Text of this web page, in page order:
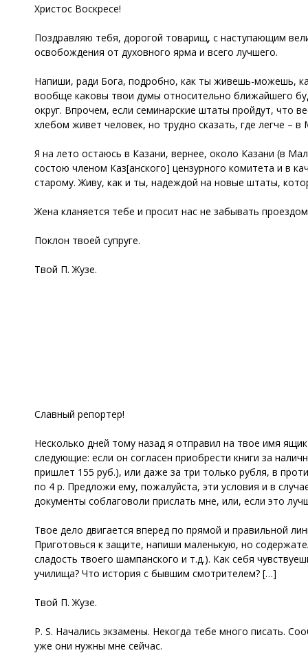
Христос Воскресе!
Поздравляю тебя, дорогой товарищ, с наступающим
освобождения от духовного ярма и всего лучшего.
Напиши, ради Бога, подробно, как ты живешь-можешь,
вообще каковы твои думы относительно ближайшего
округ. Впрочем, если семинарские штаты пройдут, что
хлебом живет человек, но трудно сказать, где легче –
Я на лето остаюсь в Казани, вернее, около Казани (в
состою членом Каз[анского] цензурного комитета и в
старому. Живу, как и ты, надеждой на новые штаты,
Жена кланяется тебе и просит нас не забывать
Поклон твоей супруге.
Твой П. Жузе.
Славный репортер!
Несколько дней тому назад я отправил на твое имя
следующие: если он согласен приобрести книги за
пришлет 155 руб.), или даже за три только рубля, в
по 4 р. Предложи ему, пожалуйста, эти условия и в
документы соблаговоли прислать мне, или, если это
Твое дело двигается вперед по прямой и правильной
Приготовься к защите, напиши маленькую, но
сладость твоего шампанского и т.д.). Как себя
училища? Что история с бывшим смотрителем? […]
Твой П. Жузе.
P. S. Начались экзамены. Некогда тебе много писать.
уже они нужны мне сейчас.